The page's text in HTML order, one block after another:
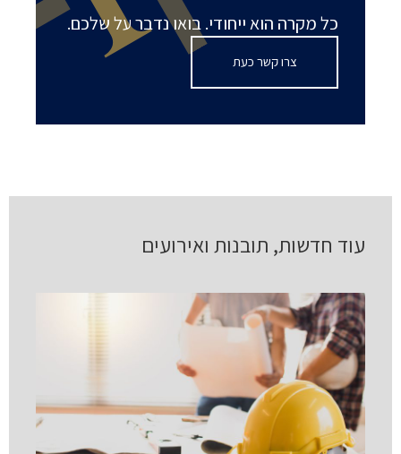
כל מקרה הוא ייחודי. בואו נדבר על שלכם.
צרו קשר כעת
עוד חדשות, תובנות ואירועים